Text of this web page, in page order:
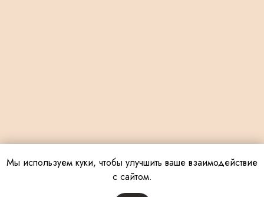
Мы используем куки, чтобы улучшить ваше взаимодействие
с сайтом.